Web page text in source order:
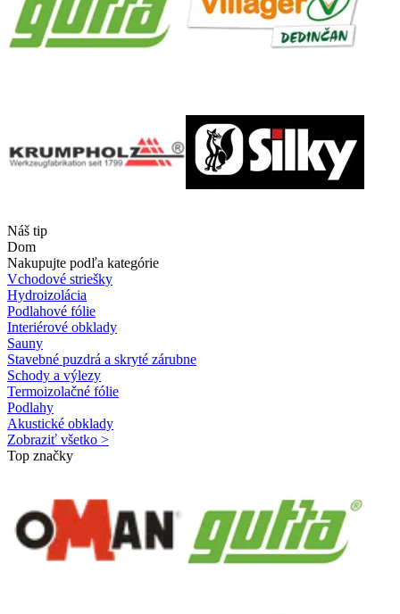
Náš tip
Dom
Nakupujte podľa kategórie
Vchodové striešky
Hydroizolácia
Podlahové fólie
Interiérové obklady
Sauny
Stavebné puzdrá a skryté zárubne
Schody a výlezy
Termoizolačné fólie
Podlahy
Akustické obklady
Zobraziť všetko >
Top značky